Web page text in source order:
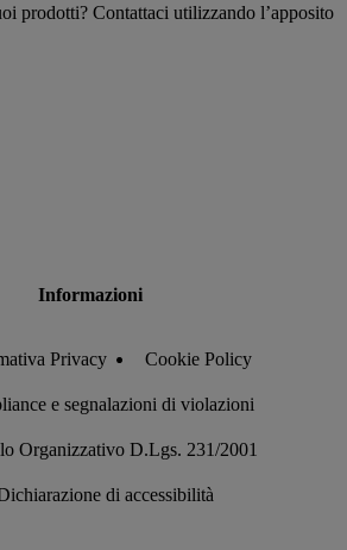
prodotti? Contattaci utilizzando l’apposito
Informazioni
Privacy Cookie Policy
e segnalazioni di violazioni
Organizzativo D.Lgs. 231/2001
di accessibilità